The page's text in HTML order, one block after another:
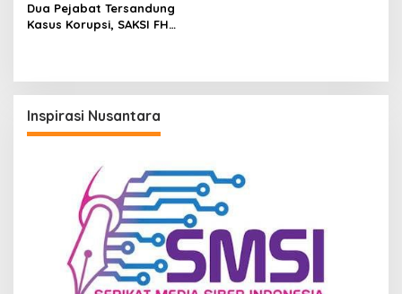
Dua Pejabat Tersandung
Kasus Korupsi, SAKSI FH
Inspirasi Nusantara